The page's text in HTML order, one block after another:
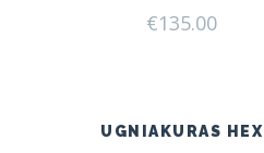
€135.00
UGNIAKURAS HEX